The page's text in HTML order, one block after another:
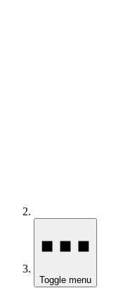
Toggle menu